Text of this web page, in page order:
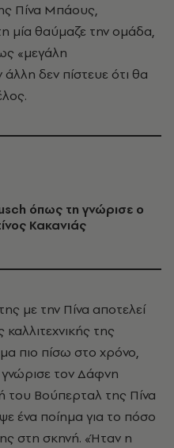
Πίνα Μπάους,
μία θαύμαζε την ομάδα,
«μεγάλη
δεν πίστευε ότι θα
όπως τη γνώρισε ο
Κακανιάς
με την Πίνα αποτελεί
της
πιο πίσω στο χρόνο,
τον Δάφνη
του Βούπερταλ της Πίνα
ένα ποίημα για το πόσο
στη σκηνή. «Ήταν η